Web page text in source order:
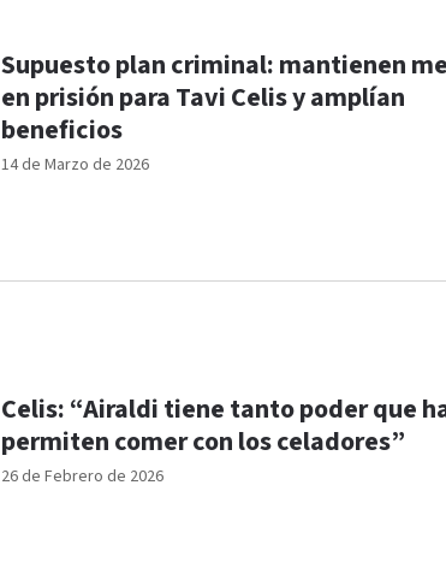
14 de Marzo de 2026
Supuesto plan criminal: mantienen
en prisión para Tavi Celis y amplían
beneficios
26 de Febrero de 2026
Celis: “Airaldi tiene tanto poder que
permiten comer con los celadores”